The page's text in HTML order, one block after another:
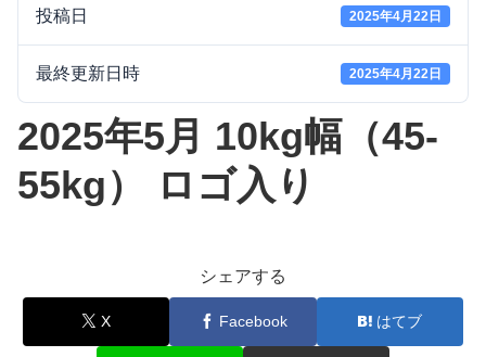
投稿日 2025年4月22日
最終更新日時 2025年4月22日
2025年5月 10kg幅（45-
55kg） ロゴ入り
シェアする
X Facebook はてブ